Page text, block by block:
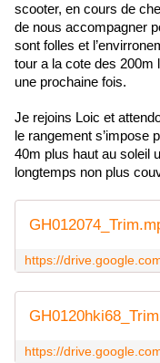
scooter, en cours de
de nous accompagner
sont folles et
tour a la cote des 200m
une prochaine fois.
Je rejoins Loic et
le rangement s’impose
40m plus haut au soleil
longtemps non plus